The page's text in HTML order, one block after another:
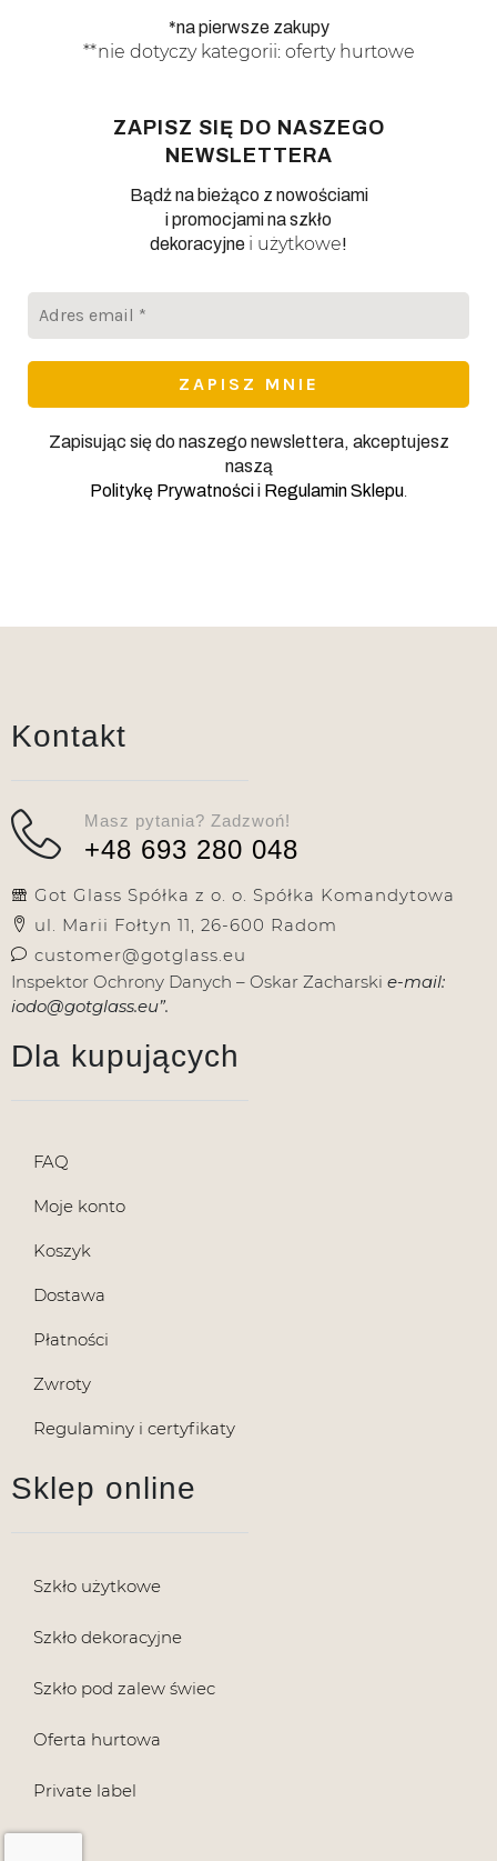
*na pierwsze zakupy
**nie dotyczy kategorii: oferty hurtowe
ZAPISZ SIĘ DO NASZEGO
NEWSLETTERA
Bądź na bieżąco z nowościami
i promocjami na szkło
dekoracyjne i użytkowe!
Zapisując się do naszego newslettera, akceptujesz
naszą
Politykę Prywatnościi Regulamin Sklepu.
Kontakt
Masz pytania? Zadzwoń!
+48 693 280 048
Got Glass Spółka z o. o. Spółka Komandytowa
ul. Marii Fołtyn 11, 26-600 Radom
customer@gotglass.eu
Inspektor Ochrony Danych – Oskar Zacharski e-mail:
iodo@gotglass.eu”.
Dla kupujących
FAQ
Moje konto
Koszyk
Dostawa
Płatności
Zwroty
Regulaminy i certyfikaty
Sklep online
Szkło użytkowe
Szkło dekoracyjne
Szkło pod zalew świec
Oferta hurtowa
Private label